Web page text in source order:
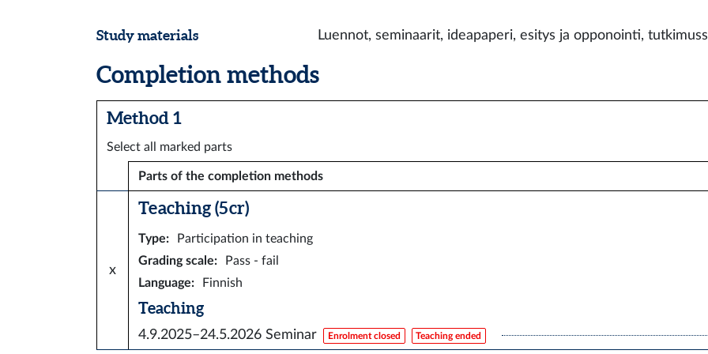
Study materials Luennot, seminaarit, ideapaperi, esitys ja opponointi,
Completion methods
Method 1
Select all marked parts
Parts of the completion methods
x
Teaching (5 cr)
Type:
Participation in teaching
Grading scale:
Pass - fail
Language: Finnish
Teaching
4.9.2025–24.5.2026 Seminar Enrolment closed Teaching ended